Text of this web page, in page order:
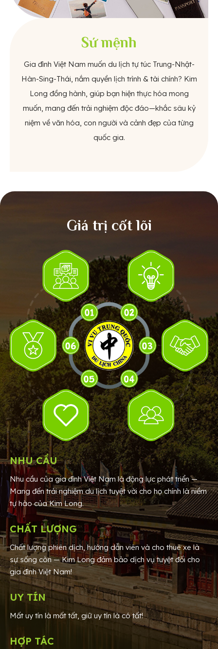
Sứ mệnh
Gia đình Việt Nam muốn du lịch tự túc Trung-Nhật-
Hàn-Sing-Thái, nắm quyền lịch trình & tài chính? Kim
Long đồng hành, giúp bạn hiện thực hóa mong
muốn, mang đến trải nghiệm độc đáo—khắc sâu kỷ
niệm về văn hóa, con người và cảnh đẹp của từng
quốc gia.
Giá trị cốt lõi
NHU CẦU
Nhu cầu của gia đình Việt Nam là động lực phát triển —
Mang đến trải nghiệm du lịch tuyệt vời cho họ chính là niềm
tự hào của Kim Long.
CHẤT LƯỢNG
Chất lượng phiên dịch, hướng dẫn viên và cho thuê xe là
sự sống còn — Kim Long đảm bảo dịch vụ tuyệt đối cho
gia đình Việt Nam!
UY TÍN
Mất uy tín là mất tất, giữ uy tín là có tất!
HỢP TÁC